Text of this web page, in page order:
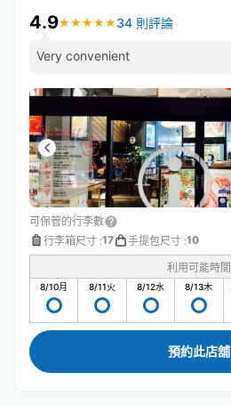
4.9★ ★ ★ ★ ★
★ ★ ★ ★ ★ 34 則評論
Very convenient
可保管的行李數
行李箱尺寸 :17 手提包尺寸 :10
利用可能時間
8/10月 8/11火 8/12水 8/13木
預約此店舖